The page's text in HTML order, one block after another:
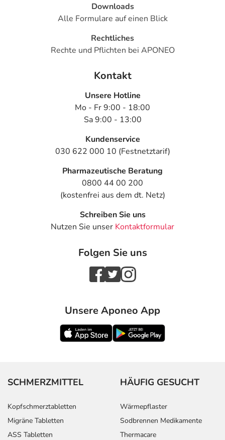
Downloads
Alle Formulare auf einen Blick
Rechtliches
Rechte und Pflichten bei APONEO
Kontakt
Unsere Hotline
Mo - Fr 9:00 - 18:00
Sa 9:00 - 13:00
Kundenservice
030 622 000 10 (Festnetztarif)
Pharmazeutische Beratung
0800 44 00 200
(kostenfrei aus dem dt. Netz)
Schreiben Sie uns
Nutzen Sie unser Kontaktformular
Folgen Sie uns
Unsere Aponeo App
SCHMERZMITTEL
Kopfschmerztabletten
Migräne Tabletten
ASS Tabletten
HÄUFIG GESUCHT
Wärmepflaster
Sodbrennen Medikamente
Thermacare